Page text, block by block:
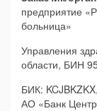
предприятие
больница»
Управления
области, БИН
БИК:
АО «Банк